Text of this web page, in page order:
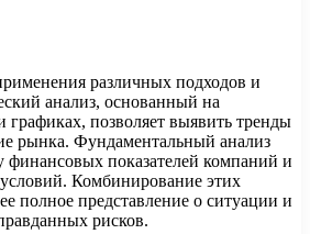
различных подходов и
анализ, основанный на
графиках, позволяет выявить тренды
рынка. Фундаментальный анализ
финансовых показателей компаний и
Комбинирование этих
полное представление о ситуации и
рисков.